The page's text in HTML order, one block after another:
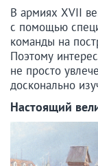
В армиях XVII
с помощью
команды на
Поэтому
не просто
досконально
Настоящий